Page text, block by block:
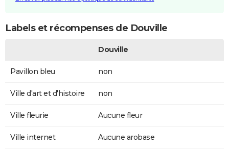
Labels et récompenses de Douville
Douville
Pavillon bleu non
Ville d'art et d'histoire non
Ville fleurie Aucune fleur
Ville internet Aucune arobase